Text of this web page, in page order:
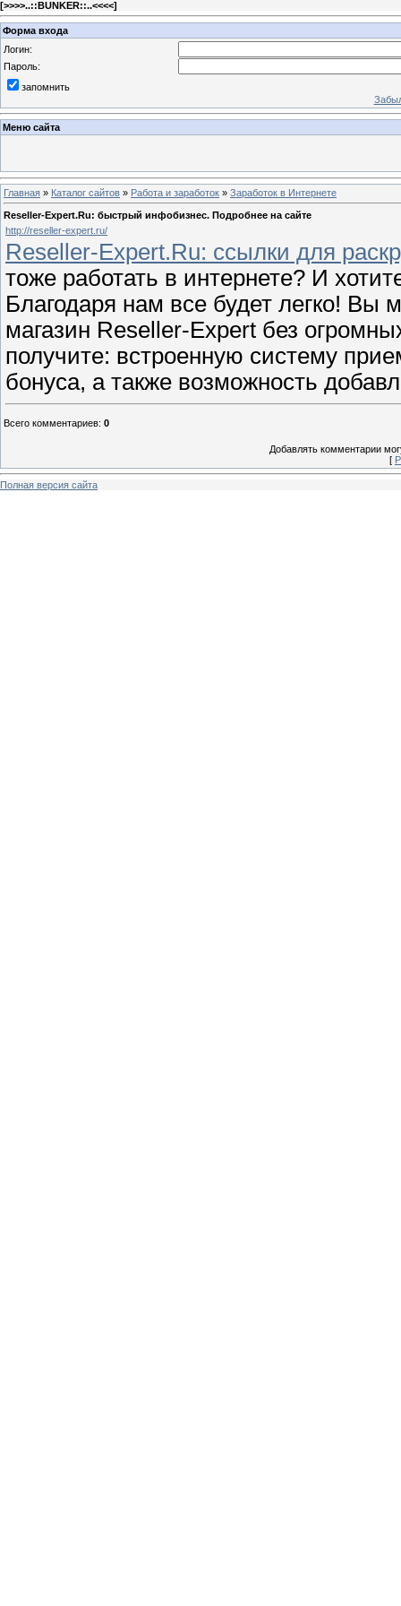
[>>>>..::BUNKER::..<<<<]
Форма входа
Логин:
Пароль:
запомнить
Меню сайта
Главная » Каталог сайтов » Работа и заработок » Заработок в Интернете
Reseller-Expert.Ru: быстрый инфобизнес. Подробнее на сайте
http://reseller-expert.ru/
Reseller-Expert.Ru: ссылки для
тоже работать в интернете? И
Благодаря нам все будет легко! Вы
магазин Reseller-Expert без
получите: встроенную систему
бонуса, а также возможность
Всего комментариев: 0
Добавлять комментарии
[
Полная версия сайта